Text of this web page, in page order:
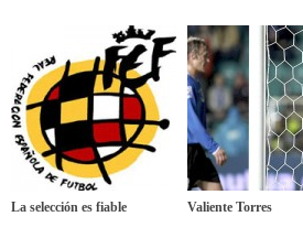
La selección es fiable Valiente Torres